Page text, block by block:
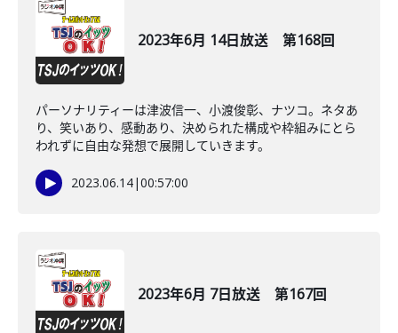
2023年6月 14日放送 第168回
パーソナリティーは津波信一、小渡俊彰、ナツコ。ネタあ
り、笑いあり、感動あり、決められた構成や枠組みにとら
われずに自由な発想で展開していきます。
2023.06.14|00:57:00
2023年6月 7日放送 第167回